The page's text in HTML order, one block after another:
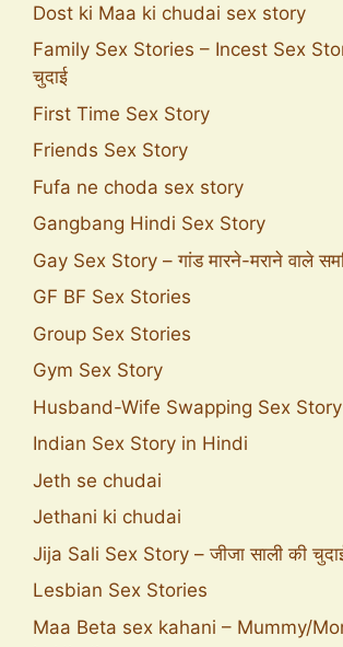
Dost ki Maa ki chudai sex story
Family Sex Stories – Incest Sex
चुदाई
First Time Sex Story
Friends Sex Story
Fufa ne choda sex story
Gangbang Hindi Sex Story
Gay Sex Story – गांड मारने-मराने वाले
GF BF Sex Stories
Group Sex Stories
Gym Sex Story
Husband-Wife Swapping Sex Story
Indian Sex Story in Hindi
Jeth se chudai
Jethani ki chudai
Jija Sali Sex Story – जीजा साली की
Lesbian Sex Stories
Maa Beta sex kahani – Mummy/